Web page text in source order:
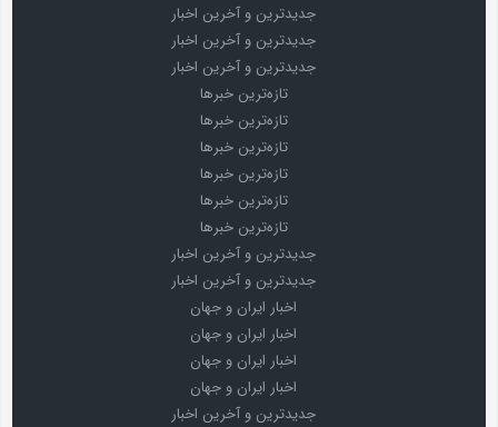
جدیدترین و آخرین اخبار
جدیدترین و آخرین اخبار
جدیدترین و آخرین اخبار
تازه‌ترین خبرها
تازه‌ترین خبرها
تازه‌ترین خبرها
تازه‌ترین خبرها
تازه‌ترین خبرها
تازه‌ترین خبرها
جدیدترین و آخرین اخبار
جدیدترین و آخرین اخبار
اخبار ایران و جهان
اخبار ایران و جهان
اخبار ایران و جهان
اخبار ایران و جهان
جدیدترین و آخرین اخبار